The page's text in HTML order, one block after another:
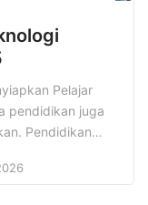
Pelajar
pendidikan juga
Pendidikan
alat untuk